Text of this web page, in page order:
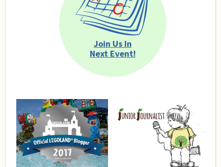
Join Us In
Next Event!